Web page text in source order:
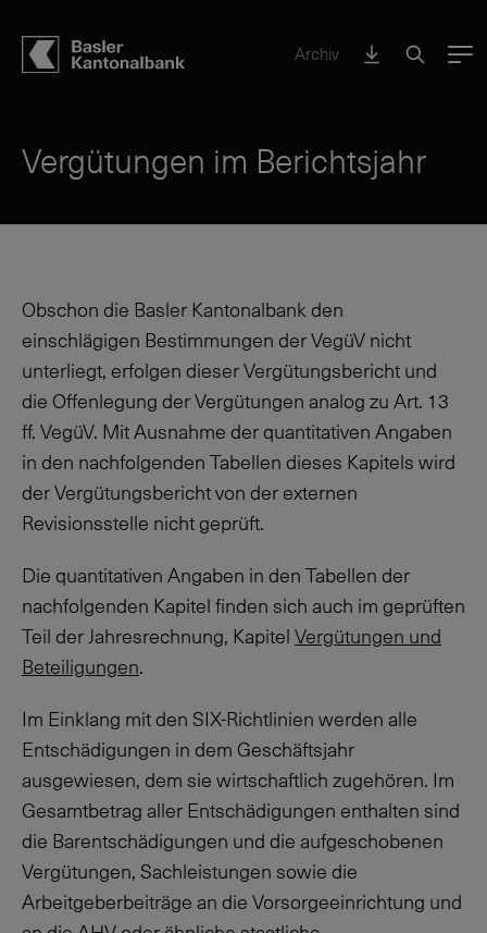
Archiv Menu
Vergütungen im Berichtsjahr
Obschon die Basler Kantonalbank den
einschlägigen Bestimmungen der VegüV nicht
unterliegt, erfolgen dieser Vergütungsbericht und
die Offenlegung der Vergütungen analog zu Art. 13
ff. VegüV. Mit Ausnahme der quantitativen Angaben
in den nachfolgenden Tabellen dieses Kapitels wird
der Vergütungsbericht von der externen
Revisionsstelle nicht geprüft.
Die quantitativen Angaben in den Tabellen der
nachfolgenden Kapitel finden sich auch im geprüften
Teil der Jahresrechnung, Kapitel Vergütungen und
Beteiligungen.
Im Einklang mit den SIX-Richtlinien werden alle
Entschädigungen in dem Geschäftsjahr
ausgewiesen, dem sie wirtschaftlich zugehören. Im
Gesamtbetrag aller Entschädigungen enthalten sind
die Barentschädigungen und die aufgeschobenen
Vergütungen, Sachleistungen sowie die
Arbeitgeberbeiträge an die Vorsorgeeinrichtung und